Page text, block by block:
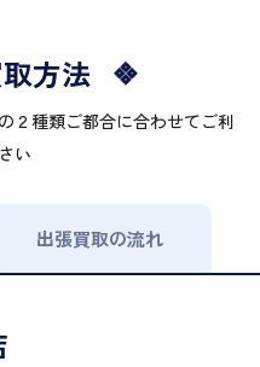
方法
２種類ご都合に合わせてご利
い
出張買取の流れ